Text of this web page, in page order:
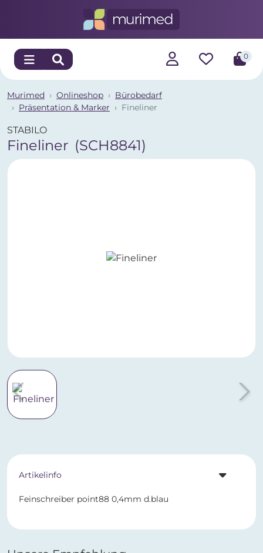
0
Murimed Onlineshop
Bürobedarf
Präsentation & Marker
Fineliner
STABILO
Fineliner (SCH8841)
Artikelinfo
Feinschreiber point88 0,4mm d.blau